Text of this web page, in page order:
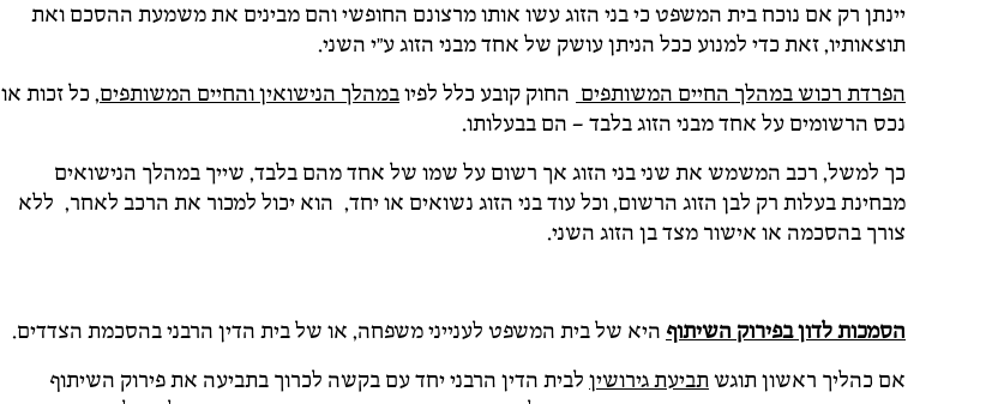
יינתן רק אם נוכח בית המשפט כי בני הזוג עשו אותו מרצונם החופשי והם מבינים את משמעת ההסכם ואת
תוצאותיו, זאת כדי למנוע ככל הניתן עושק של אחד מבני הזוג ע"י השני.
הפרדת רכוש במהלך החיים המשותפים החוק קובע כלל לפיובמהלך הנישואין והחיים המשותפים, כל זכות או
נכס הרשומים על אחד מבני הזוג בלבד – הם בבעלותו.
כך למשל, רכב המשמש את שני בני הזוג אך רשום על שמו של אחד מהם בלבד, שייך במהלך הנישואים
מבחינת בעלות רק לבן הזוג הרשום, וכל עוד בני הזוג נשואים או יחד, הוא יכול למכור את הרכב לאחר, ללא
צורך בהסכמה או אישור מצד בן הזוג השני.
הסמכות לדון בפירוק השיתוף היא של בית המשפט לענייני משפחה, או של בית הדין הרבני בהסכמת הצדדים.
אם כהליך ראשון תוגשתביעת גירושין לבית הדין הרבני יחד עם בקשה לכרוך בתביעה את פירוק השיתוף